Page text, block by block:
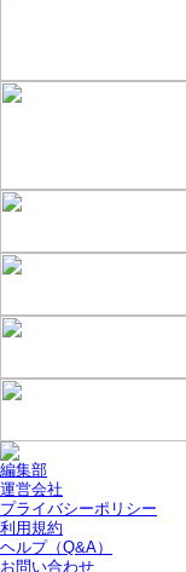
編集部
運営会社
プライバシーポリシー
利用規約
ヘルプ（Q&A）
お問い合わせ